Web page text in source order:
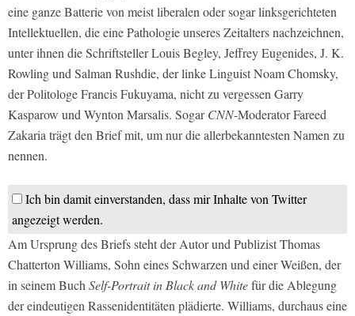
eine ganze Batterie von meist liberalen oder sogar linksgerichteten
Intellektuellen, die eine Pathologie unseres Zeitalters nachzeichnen,
unter ihnen die Schriftsteller Louis Begley, Jeffrey Eugenides, J. K.
Rowling und Salman Rushdie, der linke Linguist Noam Chomsky,
der Politologe Francis Fukuyama, nicht zu vergessen Garry
Kasparow und Wynton Marsalis. SogarCNN-Moderator Fareed
Zakaria trägt den Brief mit, um nur die allerbekanntesten Namen zu
nennen.
Ich bin damit einverstanden, dass mir Inhalte von Twitter
angezeigt werden.
Am Ursprung des Briefs steht der Autor und Publizist Thomas
Chatterton Williams, Sohn eines Schwarzen und einer Weißen, der
in seinem Buch Self-Portrait in Black and Whitefür die Ablegung
der eindeutigen Rassenidentitäten plädierte. Williams, durchaus eine